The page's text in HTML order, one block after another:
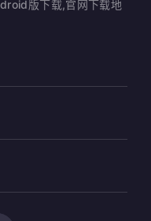
版下载,官网下载地